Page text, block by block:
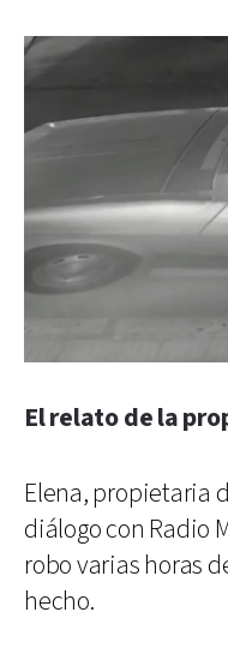
El relato de la
Elena, propietaria
diálogo con Radio
robo varias horas
hecho.